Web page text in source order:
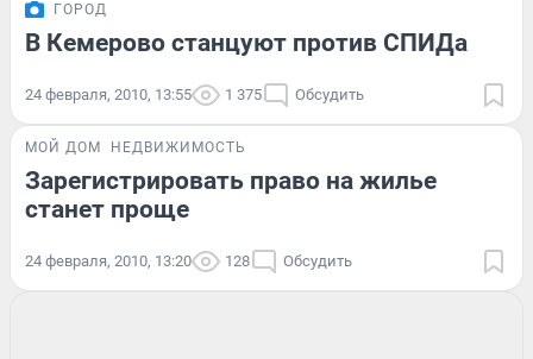
ГОРОД
В Кемерово станцуют против СПИДа
24 февраля, 2010, 13:55 1 375 Обсудить
МОЙ ДОМ НЕДВИЖИМОСТЬ
Зарегистрировать право на жилье
станет проще
24 февраля, 2010, 13:20 128 Обсудить